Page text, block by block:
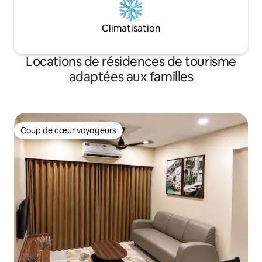
Climatisation
Locations de résidences de tourisme
adaptées aux familles
Coup de cœur voyageurs
Coup de cœur voyageurs